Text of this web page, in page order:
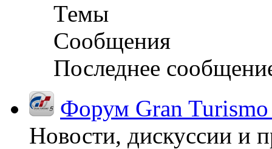
Темы
Сообщения
Последнее
Форум Gran
Новости, дискуссии и